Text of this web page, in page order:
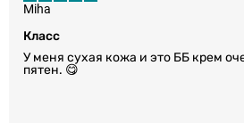
Класс
У меня сухая кожа и это ББ крем
пятен. 😋
Miha